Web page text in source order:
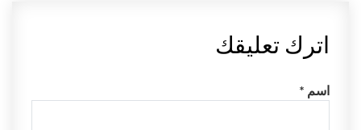
اترك تعليقك
اسم *